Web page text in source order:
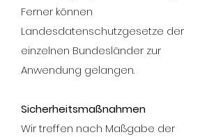
Ferner können
Landesdatenschutzgesetze der
einzelnen Bundesländer zur
Anwendung gelangen.
Sicherheitsmaßnahmen
Wir treffen nach Maßgabe der